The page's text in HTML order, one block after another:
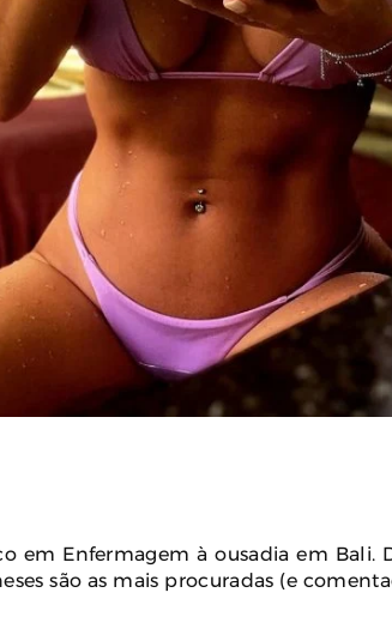
em Enfermagem à ousadia em Bali.
são as mais procuradas (e